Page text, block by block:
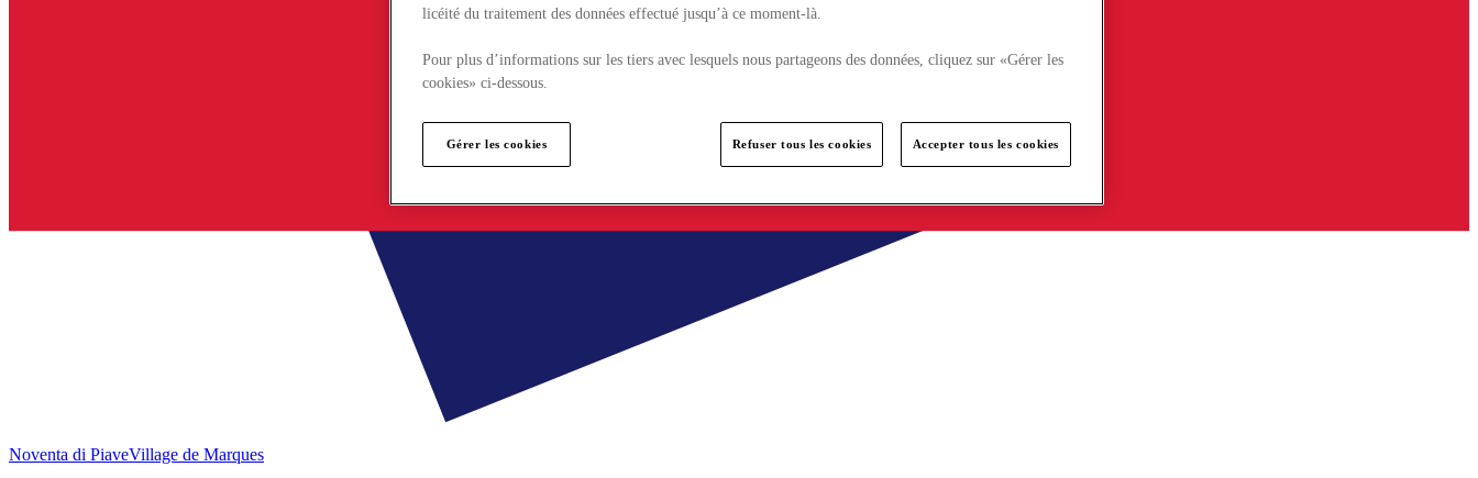
Noventa di PiaveVillage de Marques
licéité du traitement des données effectué jusqu’à ce moment-là.
Pour plus d’informations sur les tiers avec lesquels nous partageons des données, cliquez sur «Gérer les
cookies» ci-dessous.
Gérer les cookies Refuser tous les cookies Accepter tous les cookies